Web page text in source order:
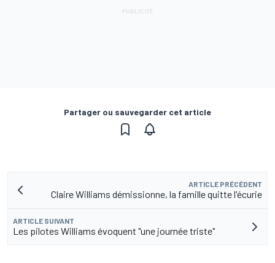
Partager ou sauvegarder cet article
ARTICLE PRÉCÉDENT
Claire Williams démissionne, la famille quitte l'écurie
ARTICLE SUIVANT
Les pilotes Williams évoquent "une journée triste"